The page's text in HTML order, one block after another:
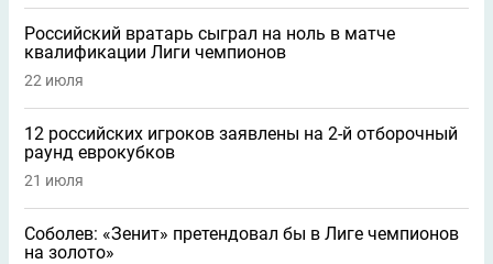
Российский вратарь сыграл на ноль в матче
квалификации Лиги чемпионов
22 июля
12 российских игроков заявлены на 2-й отборочный
раунд еврокубков
21 июля
Соболев: «Зенит» претендовал бы в Лиге чемпионов
на золото»